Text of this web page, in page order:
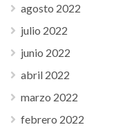
agosto 2022
julio 2022
junio 2022
abril 2022
marzo 2022
febrero 2022